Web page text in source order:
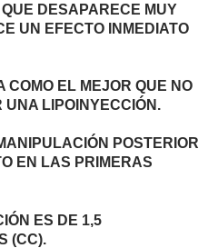
DESAPARECE MUY
UN EFECTO INMEDIATO
COMO EL MEJOR QUE NO
UNA LIPOINYECCIÓN.
POSTERIOR
EN LAS PRIMERAS
ES DE 1,5
(CC).